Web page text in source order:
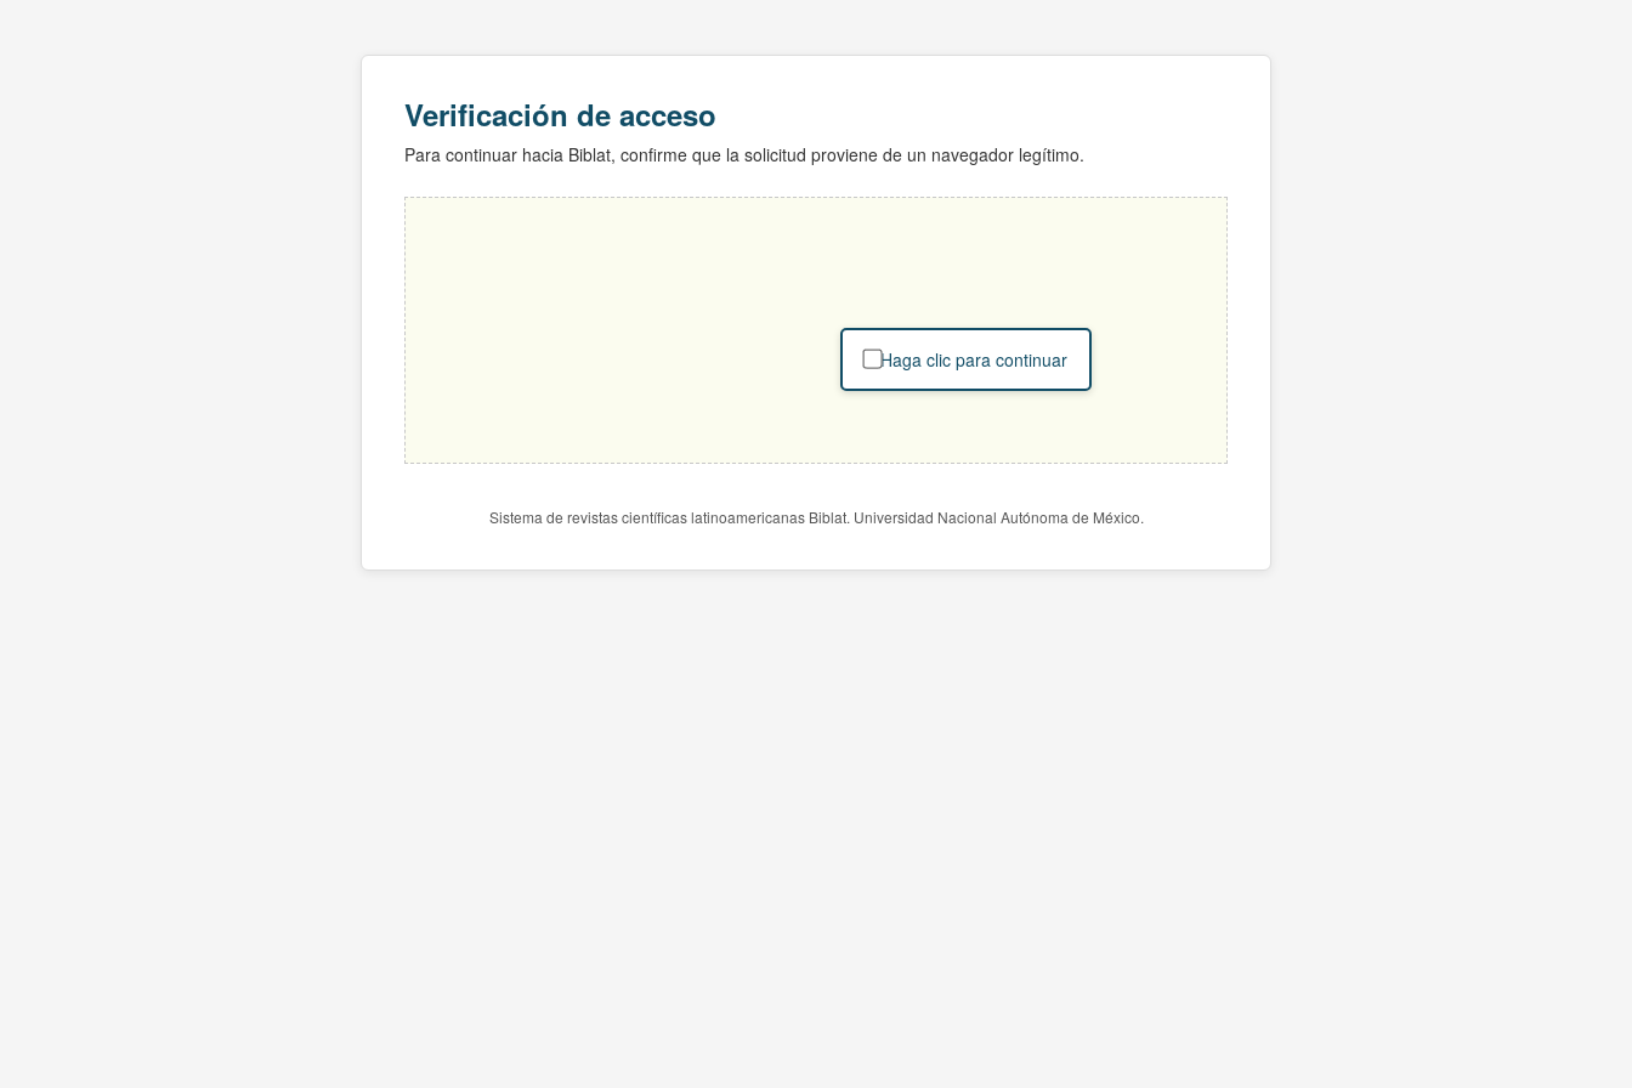
Verificación de acceso
Para continuar hacia Biblat, confirme que la solicitud proviene de un navegador legítimo.
Haga clic para continuar
Sistema de revistas científicas latinoamericanas Biblat. Universidad Nacional Autónoma de México.